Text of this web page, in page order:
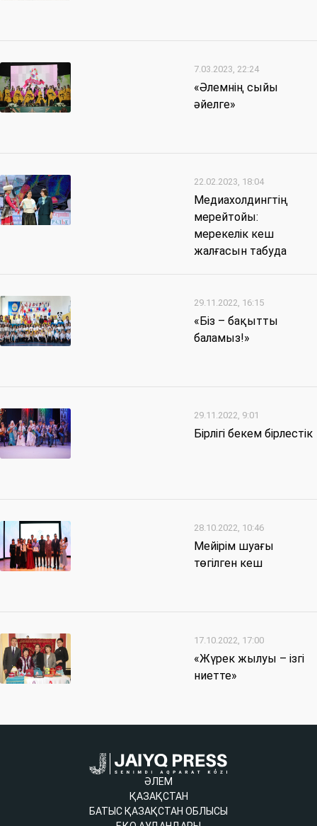
7.03.2023, 22:24
«Әлемнің сыйы
әйелге»
22.02.2023, 18:04
Медиахолдингтің
мерейтойы:
мерекелік кеш
жалғасын табуда
29.11.2022, 16:15
«Біз – бақытты
баламыз!»
29.11.2022, 9:01
Бірлігі бекем бірлестік
28.10.2022, 10:46
Мейірім шуағы
төгілген кеш
17.10.2022, 17:00
«Жүрек жылуы – ізгі
ниетте»
ӘЛЕМ
ҚАЗАҚСТАН
БАТЫС ҚАЗАҚСТАН ОБЛЫСЫ